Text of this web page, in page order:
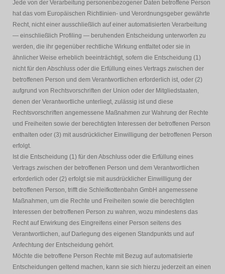
Jede von der Verarbeitung personenbezogener Daten betroffene Person
hat das vom Europäischen Richtlinien- und Verordnungsgeber gewährte
Recht, nicht einer ausschließlich auf einer automatisierten Verarbeitung
— einschließlich Profiling — beruhenden Entscheidung unterworfen zu
werden, die ihr gegenüber rechtliche Wirkung entfaltet oder sie in
ähnlicher Weise erheblich beeinträchtigt, sofern die Entscheidung (1)
nicht für den Abschluss oder die Erfüllung eines Vertrags zwischen der
betroffenen Person und dem Verantwortlichen erforderlich ist, oder (2)
aufgrund von Rechtsvorschriften der Union oder der Mitgliedstaaten,
denen der Verantwortliche unterliegt, zulässig ist und diese
Rechtsvorschriften angemessene Maßnahmen zur Wahrung der Rechte
und Freiheiten sowie der berechtigten Interessen der betroffenen Person
enthalten oder (3) mit ausdrücklicher Einwilligung der betroffenen Person
erfolgt.
Ist die Entscheidung (1) für den Abschluss oder die Erfüllung eines
Vertrags zwischen der betroffenen Person und dem Verantwortlichen
erforderlich oder (2) erfolgt sie mit ausdrücklicher Einwilligung der
betroffenen Person, trifft die Schleifkottenbahn GmbH angemessene
Maßnahmen, um die Rechte und Freiheiten sowie die berechtigten
Interessen der betroffenen Person zu wahren, wozu mindestens das
Recht auf Erwirkung des Eingreifens einer Person seitens des
Verantwortlichen, auf Darlegung des eigenen Standpunkts und auf
Anfechtung der Entscheidung gehört.
Möchte die betroffene Person Rechte mit Bezug auf automatisierte
Entscheidungen geltend machen, kann sie sich hierzu jederzeit an einen